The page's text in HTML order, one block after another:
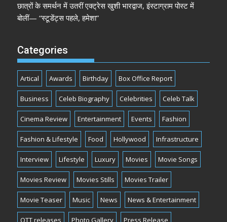
छात्रों के समर्थन में उतरीं एक्ट्रेस खुशी भारद्वाज, इंस्टाग्राम पोस्ट में
बोलीं— “स्टूडेंट्स पहले, हमेशा”
Categories
Artical Awards Birthday Box Office Report
Business Celeb Biography Celebrities Celeb Talk
Cinema Review Entertainment Events Fashion
Fashion & Lifestyle Food Hollywood Infrastructure
Interview Lifestyle Luxury Movies Movie Songs
Movies Review Movies Stills Movies Trailer
Movie Teaser Music News News & Entertainment
OTT releases Photo Gallery Press Release